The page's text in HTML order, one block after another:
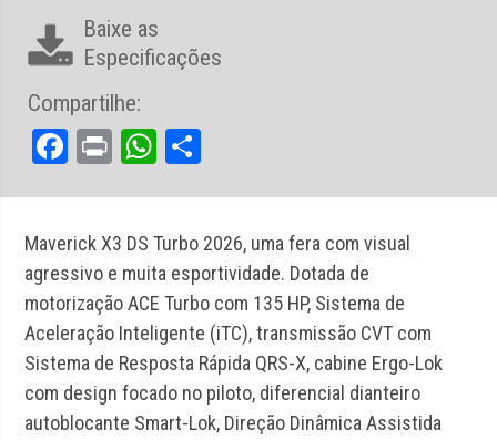
Maverick X3 DS Turbo 2026, uma fera com visual
agressivo e muita esportividade. Dotada de
motorização ACE Turbo com 135 HP, Sistema de
Aceleração Inteligente (iTC), transmissão CVT com
Sistema de Resposta Rápida QRS-X, cabine Ergo-Lok
com design focado no piloto, diferencial dianteiro
autoblocante Smart-Lok, Direção Dinâmica Assistida
Baixe as
Especificações
Compartilhe:
Facebook
PrintWhatsApp